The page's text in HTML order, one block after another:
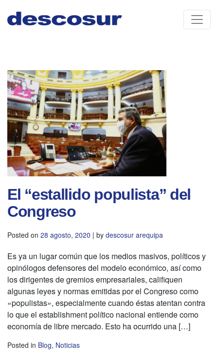
content
El “estallido populista” del
Congreso
Posted on 28 agosto, 2020 | by descosur arequipa
Es ya un lugar común que los medios masivos, políticos y
opinólogos defensores del modelo económico, así como
los dirigentes de gremios empresariales, califiquen
algunas leyes y normas emitidas por el Congreso como
«populistas», especialmente cuando éstas atentan contra
lo que el establishment político nacional entiende como
economía de libre mercado. Esto ha ocurrido una […]
Posted in Blog, Noticias